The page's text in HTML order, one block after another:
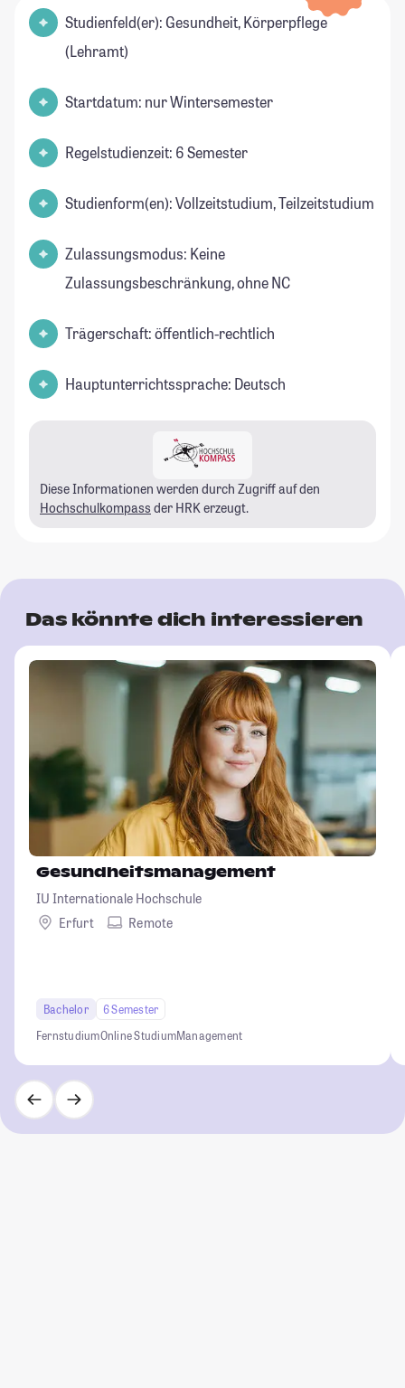
Studienfeld(er): Gesundheit, Körperpflege
(Lehramt)
Startdatum: nur Wintersemester
Regelstudienzeit: 6 Semester
Studienform(en): Vollzeitstudium, Teilzeitstudium
Zulassungsmodus: Keine
Zulassungsbeschränkung, ohne NC
Trägerschaft: öffentlich-rechtlich
Hauptunterrichtssprache: Deutsch
Diese Informationen werden durch Zugriff auf den
Hochschulkompass der HRK erzeugt.
Das könnte dich interessieren
Gesundheitsmanagement
IU Internationale Hochschule
Erfurt
Remote
Bachelor
6 Semester
FernstudiumOnline StudiumManagement